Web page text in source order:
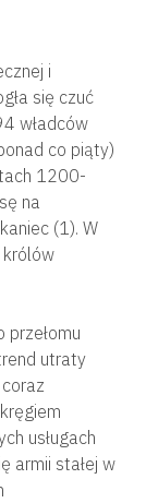
i
się czuć
władców
co piąty)
1200-
na
(1). W
utraty
usługach
armii stałej w